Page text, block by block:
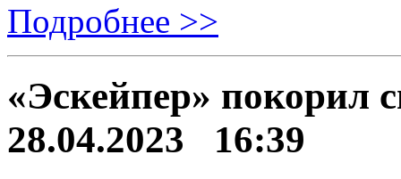
Подробнее >>
«Эскейпер» покорил
28.04.2023 16:39